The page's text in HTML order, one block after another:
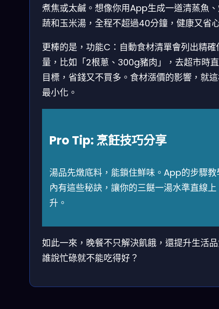
煮焦或太鹹。想像你用App生成一道清蒸魚
蔬和玉米湯，全程不超過40分鐘，健康又省
更棒的是，功能C：自動食材清單會列出精確
量，比如「2根蔥、300g豬肉」，去超市時
目標，省錢又不買多。食材漲價的影響，就
最小化。
Pro Tip: 烹飪技巧分享
湯品先燉底料，能鎖住鮮味。App的步驟教
內有這些秘訣，讓你的三餸一湯水準直線上
升。
如此一來，晚餐不只解決飢餓，還提升生活
誰說忙碌就不能吃得好？